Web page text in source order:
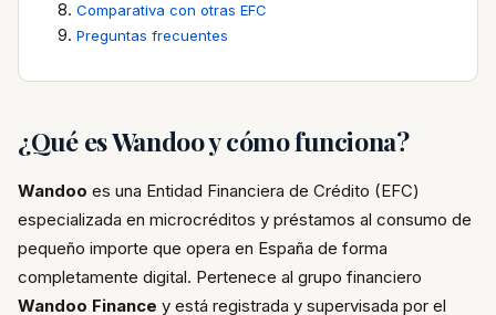
Comparativa con otras EFC
Preguntas frecuentes
¿Qué es Wandoo y cómo funciona?
Wandoo es una Entidad Financiera de Crédito (EFC)
especializada en microcréditos y préstamos al consumo de
pequeño importe que opera en España de forma
completamente digital. Pertenece al grupo financiero
Wandoo Finance y está registrada y supervisada por el